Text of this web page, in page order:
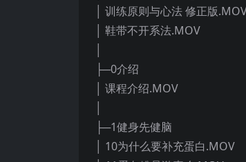
│ 训练原则与心法 修正版
│ 鞋带不开系法.MOV
├─0介绍
│ 课程介绍.MOV
├─1健身先健脑
│ 10为什么要补充蛋白.MOV